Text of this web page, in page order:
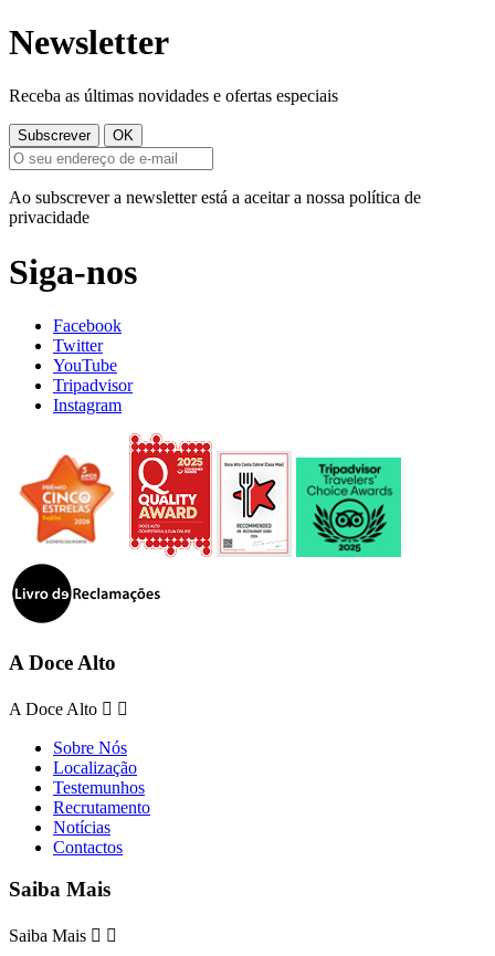
Newsletter
Receba as últimas novidades e ofertas especiais
Ao subscrever a newsletter está a aceitar a nossa política de
privacidade
Siga-nos
Facebook
Twitter
YouTube
Tripadvisor
Instagram
A Doce Alto
A Doce Alto  
Sobre Nós
Localização
Testemunhos
Recrutamento
Notícias
Contactos
Saiba Mais
Saiba Mais  